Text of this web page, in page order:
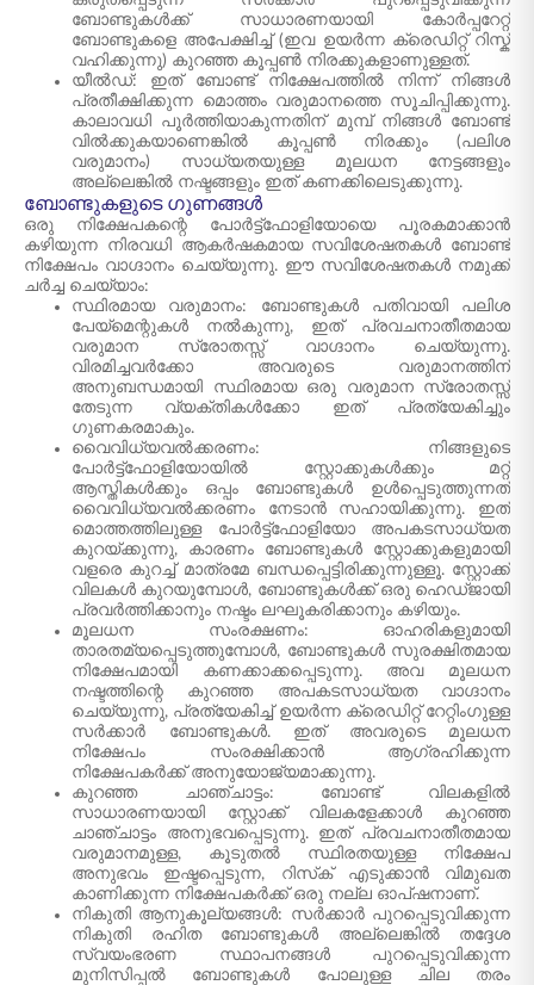
ബോണ്ടുകൾക്ക് സാധാരണയായി കോർപ്പറേറ്റ്
ബോണ്ടുകളെ അപേക്ഷിച്ച് (ഇവ ഉയർന്ന ക്രെഡിറ്റ് റിസ്ക്
വഹിക്കുന്നു) കുറഞ്ഞ കൂപ്പൺ നിരക്കുകളാണുള്ളത്.
യീൽഡ്: ഇത് ബോണ്ട് നിക്ഷേപത്തിൽ നിന്ന് നിങ്ങൾ
പ്രതീക്ഷിക്കുന്ന മൊത്തം വരുമാനത്തെ സൂചിപ്പിക്കുന്നു.
കാലാവധി പൂർത്തിയാകുന്നതിന് മുമ്പ് നിങ്ങൾ ബോണ്ട്
വിൽക്കുകയാണെങ്കിൽ കൂപ്പൺ നിരക്കും (പലിശ
വരുമാനം) സാധ്യതയുള്ള മൂലധന നേട്ടങ്ങളും
അല്ലെങ്കിൽ നഷ്ടങ്ങളും ഇത് കണക്കിലെടുക്കുന്നു.
ബോണ്ടുകളുടെ ഗുണങ്ങൾ
ഒരു നിക്ഷേപകന്റെ പോർട്ട്‌ഫോളിയോയെ പൂരകമാക്കാൻ
കഴിയുന്ന നിരവധി ആകർഷകമായ സവിശേഷതകൾ ബോണ്ട്
നിക്ഷേപം വാഗ്ദാനം ചെയ്യുന്നു. ഈ സവിശേഷതകൾ നമുക്ക്
ചർച്ച ചെയ്യാം:
സ്ഥിരമായ വരുമാനം: ബോണ്ടുകൾ പതിവായി പലിശ
പേയ്‌മെന്റുകൾ നൽകുന്നു, ഇത് പ്രവചനാതീതമായ
വരുമാന സ്രോതസ്സ് വാഗ്ദാനം ചെയ്യുന്നു.
വിരമിച്ചവർക്കോ അവരുടെ വരുമാനത്തിന്
അനുബന്ധമായി സ്ഥിരമായ ഒരു വരുമാന സ്രോതസ്സ്
തേടുന്ന വ്യക്തികൾക്കോ ഇത് പ്രത്യേകിച്ചും
ഗുണകരമാകും.
വൈവിധ്യവൽക്കരണം: നിങ്ങളുടെ
പോർട്ട്‌ഫോളിയോയിൽ സ്റ്റോക്കുകൾക്കും മറ്റ്
ആസ്തികൾക്കും ഒപ്പം ബോണ്ടുകൾ ഉൾപ്പെടുത്തുന്നത്
വൈവിധ്യവൽക്കരണം നേടാൻ സഹായിക്കുന്നു. ഇത്
മൊത്തത്തിലുള്ള പോർട്ട്‌ഫോളിയോ അപകടസാധ്യത
കുറയ്ക്കുന്നു, കാരണം ബോണ്ടുകൾ സ്റ്റോക്കുകളുമായി
വളരെ കുറച്ച് മാത്രമേ ബന്ധപ്പെട്ടിരിക്കുന്നുള്ളൂ. സ്റ്റോക്ക്
വിലകൾ കുറയുമ്പോൾ, ബോണ്ടുകൾക്ക് ഒരു ഹെഡ്‌ജായി
പ്രവർത്തിക്കാനും നഷ്ടം ലഘൂകരിക്കാനും കഴിയും.
മൂലധന സംരക്ഷണം: ഓഹരികളുമായി
താരതമ്യപ്പെടുത്തുമ്പോൾ, ബോണ്ടുകൾ സുരക്ഷിതമായ
നിക്ഷേപമായി കണക്കാക്കപ്പെടുന്നു. അവ മൂലധന
നഷ്ടത്തിന്റെ കുറഞ്ഞ അപകടസാധ്യത വാഗ്ദാനം
ചെയ്യുന്നു, പ്രത്യേകിച്ച് ഉയർന്ന ക്രെഡിറ്റ് റേറ്റിംഗുള്ള
സർക്കാർ ബോണ്ടുകൾ. ഇത് അവരുടെ മൂലധന
നിക്ഷേപം സംരക്ഷിക്കാൻ ആഗ്രഹിക്കുന്ന
നിക്ഷേപകർക്ക് അനുയോജ്യമാക്കുന്നു.
കുറഞ്ഞ ചാഞ്ചാട്ടം: ബോണ്ട് വിലകളിൽ
സാധാരണയായി സ്റ്റോക്ക് വിലകളേക്കാൾ കുറഞ്ഞ
ചാഞ്ചാട്ടം അനുഭവപ്പെടുന്നു. ഇത് പ്രവചനാതീതമായ
വരുമാനമുള്ള, കൂടുതൽ സ്ഥിരതയുള്ള നിക്ഷേപ
അനുഭവം ഇഷ്ടപ്പെടുന്ന, റിസ്‌ക് എടുക്കാൻ വിമുഖത
കാണിക്കുന്ന നിക്ഷേപകർക്ക് ഒരു നല്ല ഓപ്ഷനാണ്.
നികുതി ആനുകൂല്യങ്ങൾ: സർക്കാർ പുറപ്പെടുവിക്കുന്ന
നികുതി രഹിത ബോണ്ടുകൾ അല്ലെങ്കിൽ തദ്ദേശ
സ്വയംഭരണ സ്ഥാപനങ്ങൾ പുറപ്പെടുവിക്കുന്ന
മുനിസിപ്പൽ ബോണ്ടുകൾ പോലുള്ള ചില തരം